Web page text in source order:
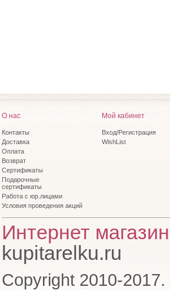
О нас
Контакты
Доставка
Оплата
Возврат
Сертификаты
Подарочные
сертификаты
Работа с юр.лицами
Условия проведения акций
Мой кабинет
Вход/Регистрация
WishList
Интернет
kupitarelku.ru
Copyright 2010-